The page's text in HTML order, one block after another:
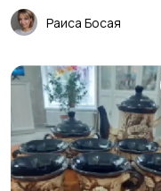
Раиса Босая